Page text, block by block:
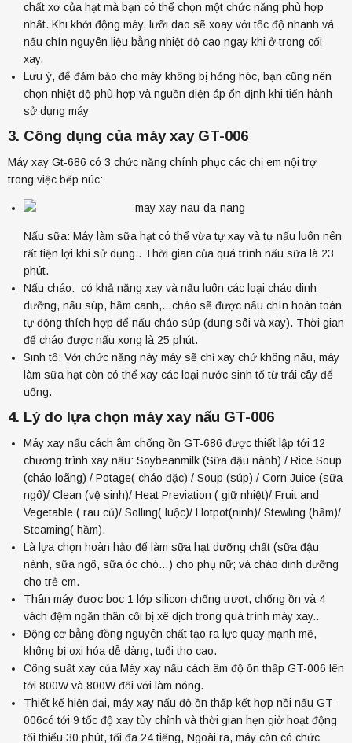
chất xơ của hạt mà bạn có thể chọn một chức năng phù hợp
nhất. Khi khởi động máy, lưỡi dao sẽ xoay với tốc độ nhanh và
nấu chín nguyên liệu bằng nhiệt độ cao ngay khi ở trong cối
xay.
Lưu ý, để đảm bảo cho máy không bị hỏng hóc, bạn cũng nên
chọn nhiệt độ phù hợp và nguồn điện áp ổn định khi tiến hành
sử dụng máy
3. Công dụng của máy xay GT-006
Máy xay Gt-686 có 3 chức năng chính phục các chị em nội trợ
trong việc bếp núc:
Nấu sữa: Máy làm sữa hạt có thể vừa tự xay và tự nấu luôn nên
rất tiện lợi khi sử dụng.. Thời gian của quá trình nấu sữa là 23
phút.
Nấu cháo: có khả năng xay và nấu luôn các loại cháo dinh
dưỡng, nấu súp, hầm canh,…cháo sẽ được nấu chín hoàn toàn
tự động thích hợp để nấu cháo súp (đung sôi và xay). Thời gian
để cháo được nấu xong là 25 phút.
Sinh tố: Với chức năng này máy sẽ chỉ xay chứ không nấu, máy
làm sữa hạt còn có thể xay các loại nước sinh tố từ trái cây để
uống.
4. Lý do lựa chọn máy xay nấu GT-006
Máy xay nấu cách âm chống ồn GT-686 được thiết lập tới 12
chương trình xay nấu: Soybeanmilk (Sữa đậu nành) / Rice Soup
(cháo loãng) / Potage( cháo đặc) / Soup (súp) / Corn Juice (sữa
ngô)/ Clean (vệ sinh)/ Heat Previation ( giữ nhiệt)/ Fruit and
Vegetable ( rau củ)/ Solling( luộc)/ Hotpot(ninh)/ Stewling (hầm)/
Steaming( hầm).
Là lựa chọn hoàn hảo để làm sữa hạt dưỡng chất (sữa đậu
nành, sữa ngô, sữa óc chó…) cho phụ nữ; và cháo dinh dưỡng
cho trẻ em.
Thân máy được bọc 1 lớp silicon chống trượt, chống ồn và 4
vách đệm ngăn thân cối bị xê dịch trong quá trình máy xay..
Động cơ bằng đồng nguyên chất tạo ra lực quay mạnh mẽ,
không bị oxi hóa dễ dàng, tuổi thọ cao.
Công suất xay của Máy xay nấu cách âm độ ồn thấp GT-006 lên
tới 800W và 800W đối với làm nóng.
Thiết kế hiện đại, máy xay nấu độ ồn thấp kết hợp nồi nấu GT-
006có tới 9 tốc độ xay tùy chỉnh và thời gian hẹn giờ hoạt động
tối thiểu 30 phút, tối đa 24 tiếng, Ngoài ra, máy còn có chức
Máy Ép Chậm GERTECH GT-J206 cao cấp giữ nguyên
vẹn dưỡng chất
5.350.000đ
3.950.000đ
Bếp từ đôi YAMATO YMT-369 màu bạc xước
25.000.000đ
Máy Xay Nấu Độ Ồn Thấp Kết Hợp Nồi Nấu GERTECH
GT-006
5.950.000đ
5.650.000đ